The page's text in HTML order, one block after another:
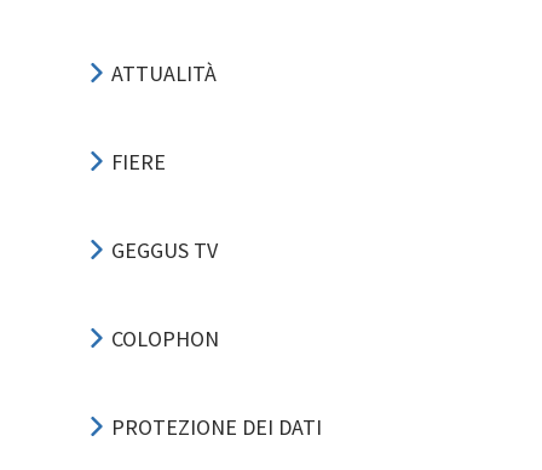
ATTUALITÀ
FIERE
GEGGUS TV
COLOPHON
PROTEZIONE DEI DATI